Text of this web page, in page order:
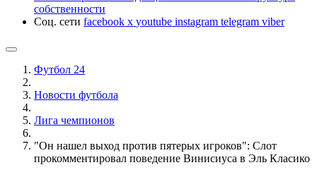
собственности
Соц. сети facebook x youtube instagram telegram viber
Футбол 24
Новости футбола
Лига чемпионов
"Он нашел выход против пятерых игроков": Слот
прокомментировал поведение Винисиуса в Эль Класико